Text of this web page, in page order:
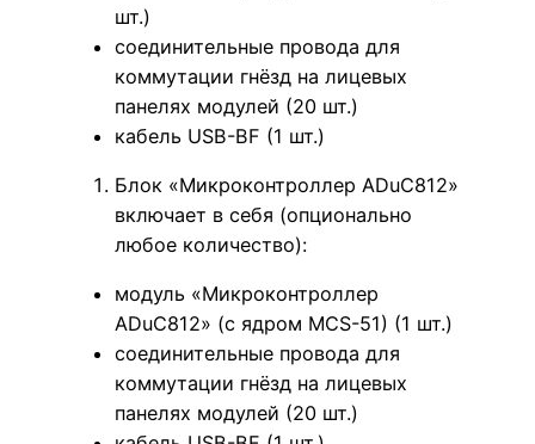
шт.)
соединительные провода для
коммутации гнёзд на лицевых
панелях модулей (20 шт.)
кабель USB-BF (1 шт.)
Блок «Микроконтроллер ADuC812»
включает в себя (опционально
любое количество):
модуль «Микроконтроллер
ADuC812» (с ядром MCS-51) (1 шт.)
соединительные провода для
коммутации гнёзд на лицевых
панелях модулей (20 шт.)